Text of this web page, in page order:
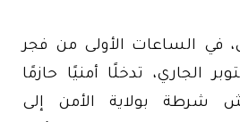
الساعات الأولى من فجر
السبت 11 أكتوبر الجاري، تدخلًا أمنيًا حازمًا
شرطة بولاية الأمن إلى